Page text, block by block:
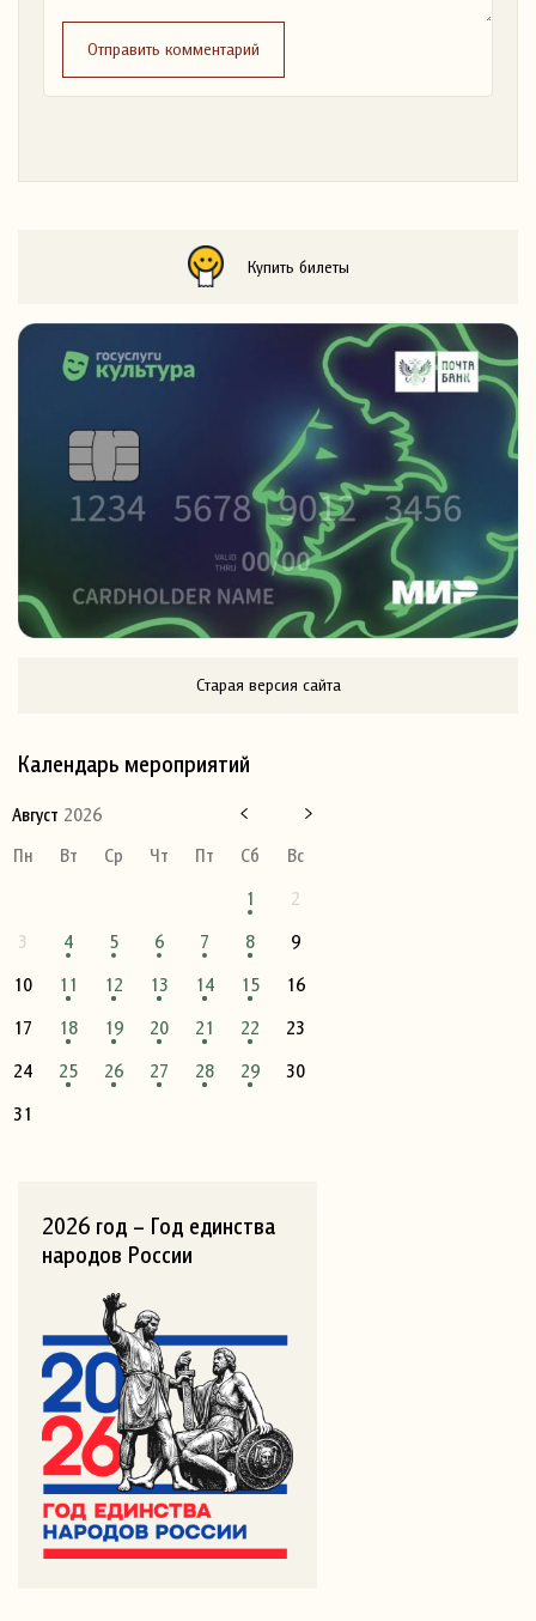
Отправить комментарий
Купить билеты
Старая версия сайта
Календарь мероприятий
Август 2026
Пн
Вт Ср Чт Пт Сб
Вс
1
2
3
4 5 6 7 8
9
10
11 12 13 14 15
16
17
18 19 20 21 22
23
24
25 26 27 28 29
30
31
2026 год – Год единства
народов России